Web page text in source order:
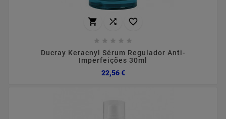
  
    
Ducray Keracnyl Sérum Regulador Anti-
Imperfeições 30ml
22,56 €Preço